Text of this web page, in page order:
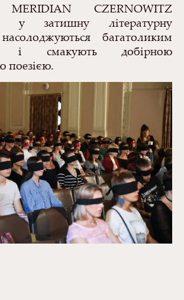
MERIDIAN
CZERNOWITZ
у затишну літературну
багатоликим
і смакують добірною
поезією.